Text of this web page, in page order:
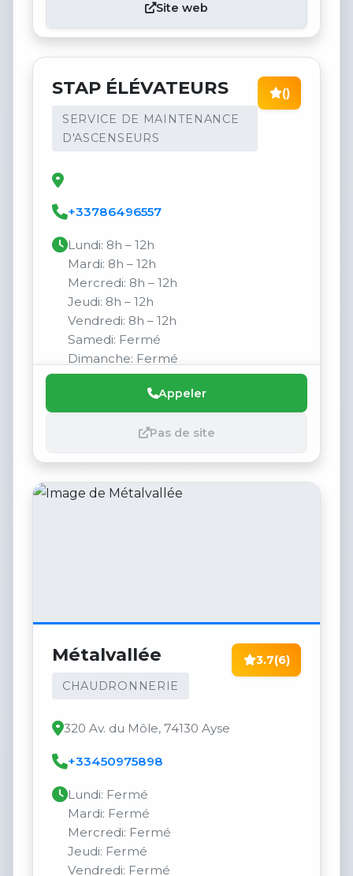
Site web
STAP ÉLÉVATEURS
SERVICE DE MAINTENANCE
D'ASCENSEURS
()
+33786496557
Lundi: 8h – 12h
Mardi: 8h – 12h
Mercredi: 8h – 12h
Jeudi: 8h – 12h
Vendredi: 8h – 12h
Samedi: Fermé
Dimanche: Fermé
Appeler
Pas de site
Métalvallée
CHAUDRONNERIE
3.7(6)
320 Av. du Môle, 74130 Ayse
+33450975898
Lundi: Fermé
Mardi: Fermé
Mercredi: Fermé
Jeudi: Fermé
Vendredi: Fermé